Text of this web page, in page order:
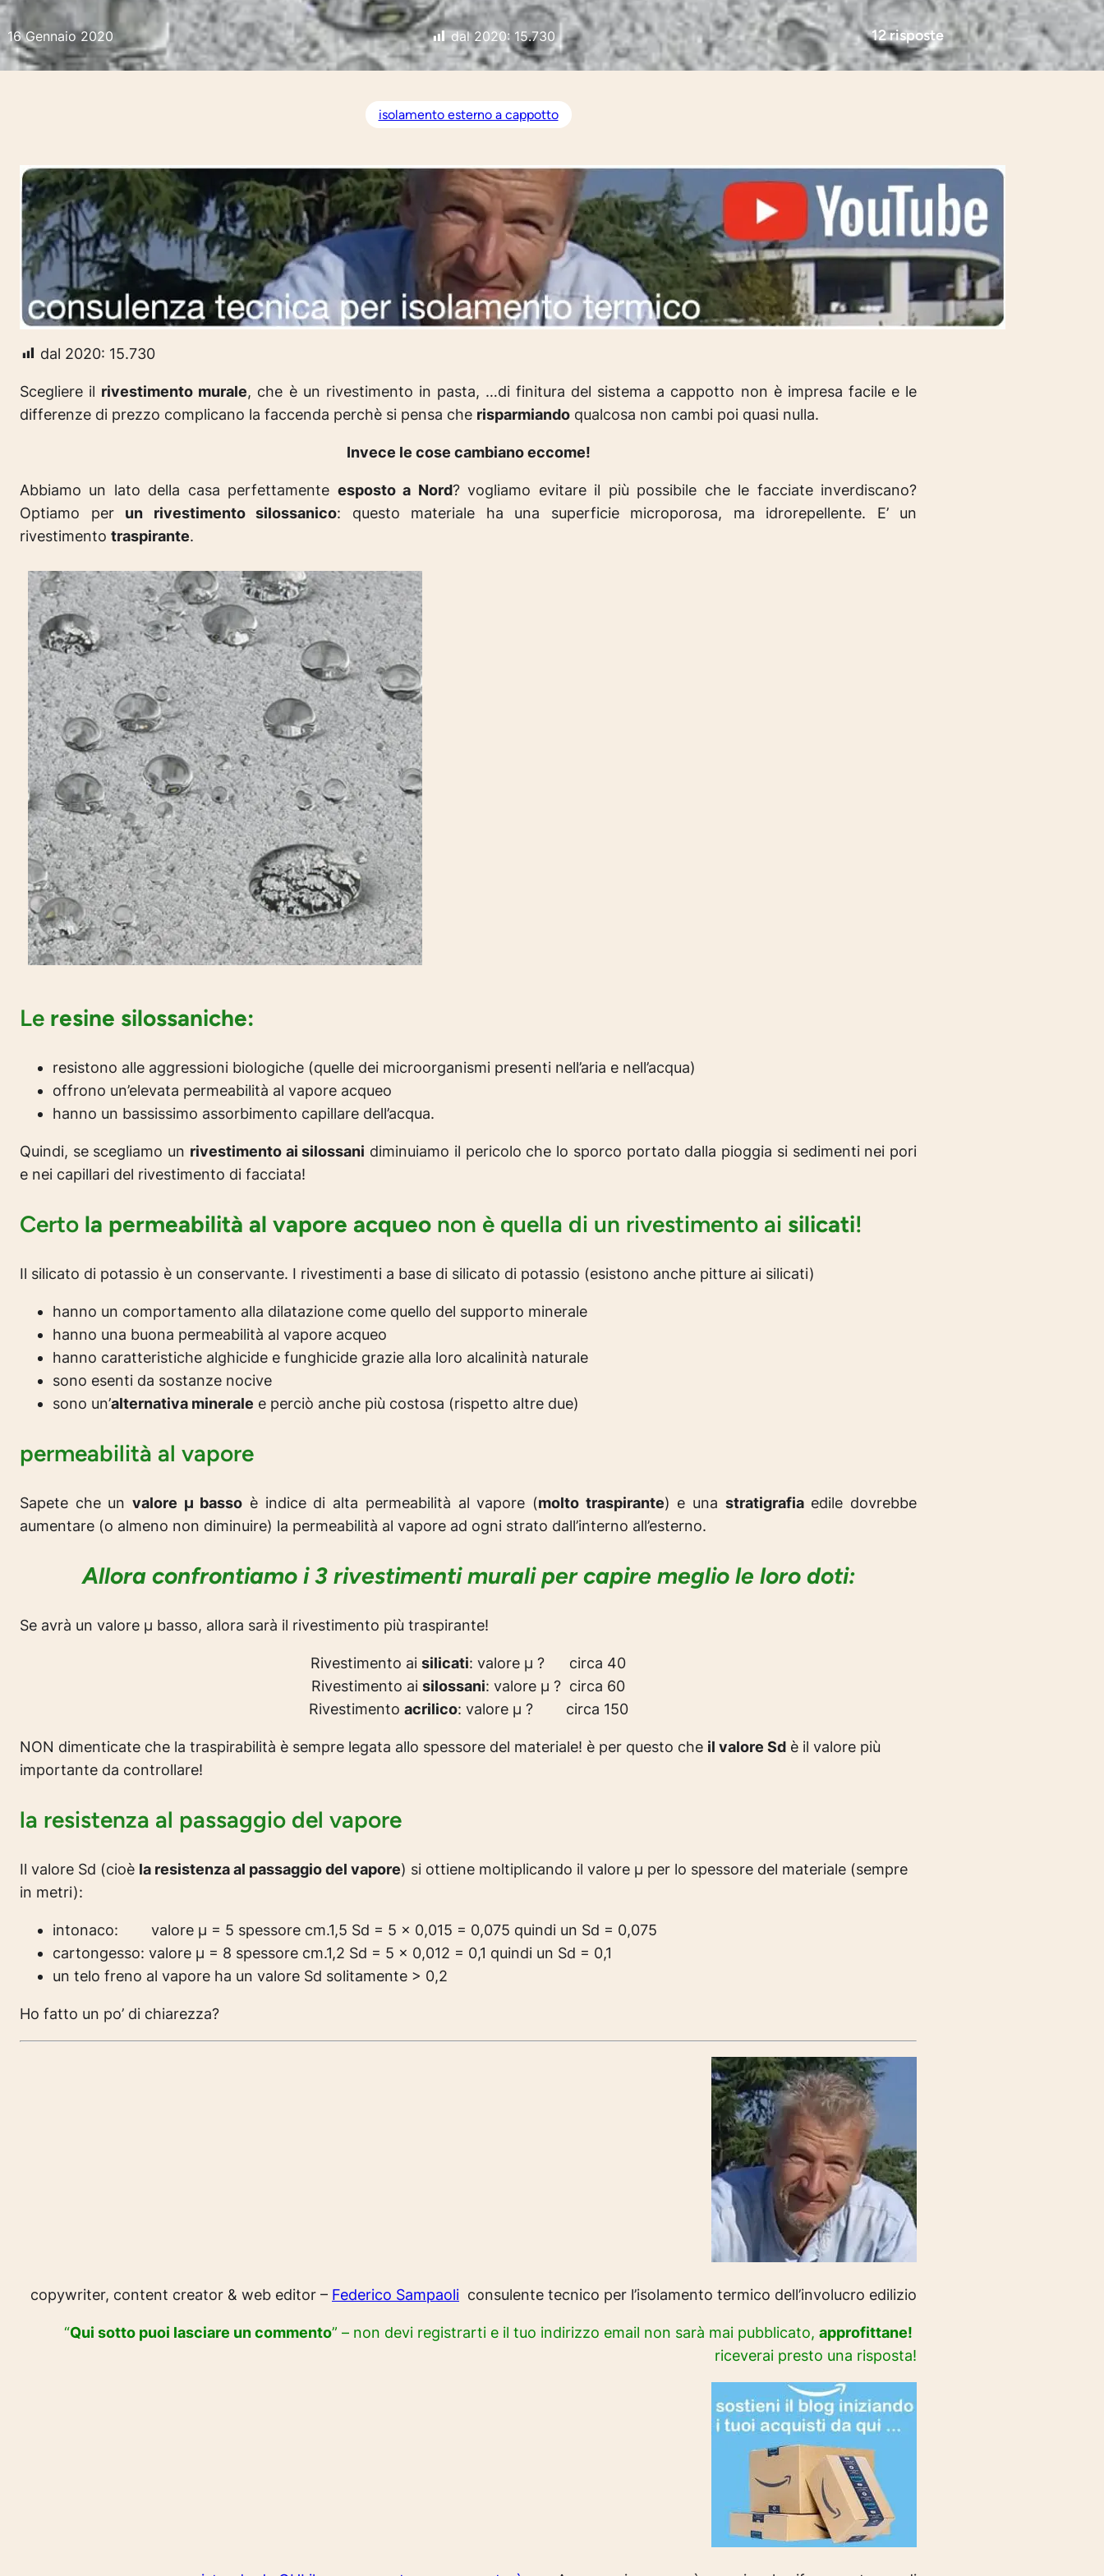
16 Gennaio 2020 dal 2020: 15.730 12 risposte
isolamento esterno a cappotto
dal 2020: 15.730
Scegliere il rivestimento murale, che è un rivestimento in pasta, …di finitura del sistema a cappotto non è impresa facile e le
differenze di prezzo complicano la faccenda perchè si pensa che risparmiando qualcosa non cambi poi quasi nulla.
Invece le cose cambiano eccome!
Abbiamo un lato della casa perfettamente esposto a Nord? vogliamo evitare il più possibile che le facciate inverdiscano?
Optiamo per un rivestimento silossanico: questo materiale ha una superficie microporosa, ma idrorepellente. E’ un
rivestimento traspirante.
Le resine silossaniche:
resistono alle aggressioni biologiche (quelle dei microorganismi presenti nell’aria e nell’acqua)
offrono un’elevata permeabilità al vapore acqueo
hanno un bassissimo assorbimento capillare dell’acqua.
Quindi, se scegliamo un rivestimento ai silossani diminuiamo il pericolo che lo sporco portato dalla pioggia si sedimenti nei pori
e nei capillari del rivestimento di facciata!
Certo la permeabilità al vapore acqueo non è quella di un rivestimento ai silicati!
Il silicato di potassio è un conservante. I rivestimenti a base di silicato di potassio (esistono anche pitture ai silicati)
hanno un comportamento alla dilatazione come quello del supporto minerale
hanno una buona permeabilità al vapore acqueo
hanno caratteristiche alghicide e funghicide grazie alla loro alcalinità naturale
sono esenti da sostanze nocive
sono un’alternativa minerale e perciò anche più costosa (rispetto altre due)
permeabilità al vapore
Sapete che unvalore µ basso è indice di alta permeabilità al vapore (molto traspirante) e una stratigrafiaedile dovrebbe
aumentare (o almeno non diminuire) la permeabilità al vapore ad ogni strato dall’interno all’esterno.
Allora confrontiamo i 3 rivestimenti murali per capire meglio le loro doti:
Se avrà un valore µ basso, allora sarà il rivestimento più traspirante!
Rivestimento ai silicati: valore µ ? circa 40
Rivestimento ai silossani: valore µ ? circa 60
Rivestimento acrilico: valore µ ? circa 150
NON dimenticate che la traspirabilità è sempre legata allo spessore del materiale! è per questo che il valore Sd è il valore più
importante da controllare!
la resistenza al passaggio del vapore
Il valore Sd (cioè la resistenza al passaggio del vapore) si ottiene moltiplicando il valore µ per lo spessore del materiale (sempre
in metri):
intonaco: valore µ = 5 spessore cm.1,5 Sd = 5 x 0,015 = 0,075 quindi un Sd = 0,075
cartongesso: valore µ = 8 spessore cm.1,2 Sd = 5 x 0,012 = 0,1 quindi un Sd = 0,1
un telo freno al vapore ha un valore Sd solitamente > 0,2
Ho fatto un po’ di chiarezza?
copywriter, content creator & web editor – Federico Sampaoli consulente tecnico per l’isolamento termico dell’involucro edilizio
“Qui sotto puoi lasciare un commento” – non devi registrarti e il tuo indirizzo email non sarà mai pubblicato, approfittane!
riceverai presto una risposta!